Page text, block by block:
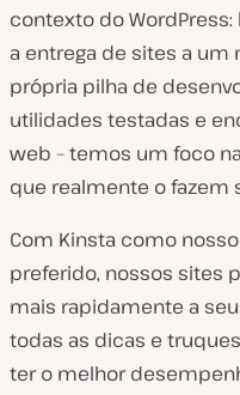
contexto do
a entrega de sites a um
própria pilha de
utilidades testadas e
web – temos um foco
que realmente o fazem
Com Kinsta como
preferido, nossos sites
mais rapidamente a
todas as dicas e
ter o melhor